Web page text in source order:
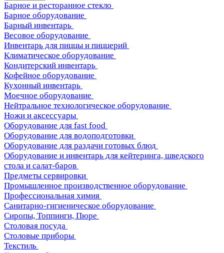
Барное и ресторанное стекло
Барное оборудование
Барный инвентарь
Весовое оборудование
Инвентарь для пиццы и пиццерий
Климатическое оборудование
Кондитерский инвентарь
Кофейное оборудование
Кухонный инвентарь
Моечное оборудование
Нейтральное технологическое оборудование
Ножи и аксессуары
Оборудование для fast food
Оборудование для водоподготовки
Оборудование для раздачи готовых блюд
Оборудование и инвентарь для кейтеринга, шведского
стола и салат-баров
Предметы сервировки
Промышленное производственное оборудование
Профессиональная химия
Санитарно-гигиеническое оборудование
Сиропы, Топпинги, Пюре
Столовая посуда
Столовые приборы
Текстиль